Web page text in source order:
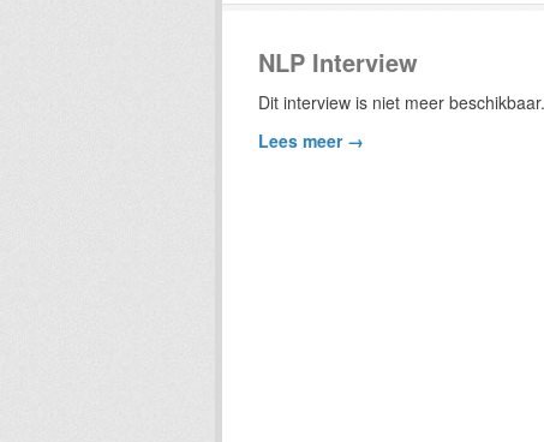
NLP Interview
Dit interview is niet meer beschikbaar.
Lees meer →